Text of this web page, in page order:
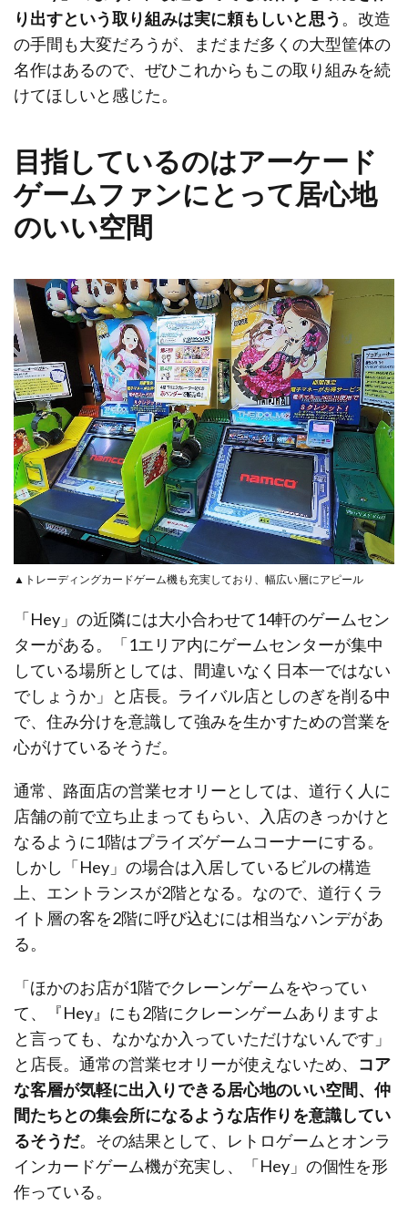
り出すという取り組みは実に頼もしいと思う 。改造
の手間も大変だろうが、まだまだ多くの大型筐体の
名作はあるので、ぜひこれからもこの取り組みを続
けてほしいと感じた。
目指しているのはアーケード
ゲームファンにとって居心地
のいい空間
▲トレーディングカードゲーム機も充実しており、幅広い層にアピール
「Hey」の近隣には大小合わせて14軒のゲームセン
ターがある。「1エリア内にゲームセンターが集中
している場所としては、間違いなく日本一ではない
でしょうか」と店長。ライバル店としのぎを削る中
で、住み分けを意識して強みを生かすための営業を
心がけているそうだ。
通常、路面店の営業セオリーとしては、道行く人に
店舗の前で立ち止まってもらい、入店のきっかけと
なるように1階はプライズゲームコーナーにする。
しかし「Hey」の場合は入居しているビルの構造
上、エントランスが2階となる。なので、道行くラ
イト層の客を2階に呼び込むには相当なハンデがあ
る。
「ほかのお店が1階でクレーンゲームをやってい
て、『Hey』にも2階にクレーンゲームありますよ
と言っても、なかなか入っていただけないんです」
と店長。通常の営業セオリーが使えないため、 コア
な客層が気軽に出入りできる居心地のいい空間、仲
間たちとの集会所になるような店作りを意識してい
るそうだ。その結果として、レトロゲームとオンラ
インカードゲーム機が充実し、「Hey」の個性を形
作っている。